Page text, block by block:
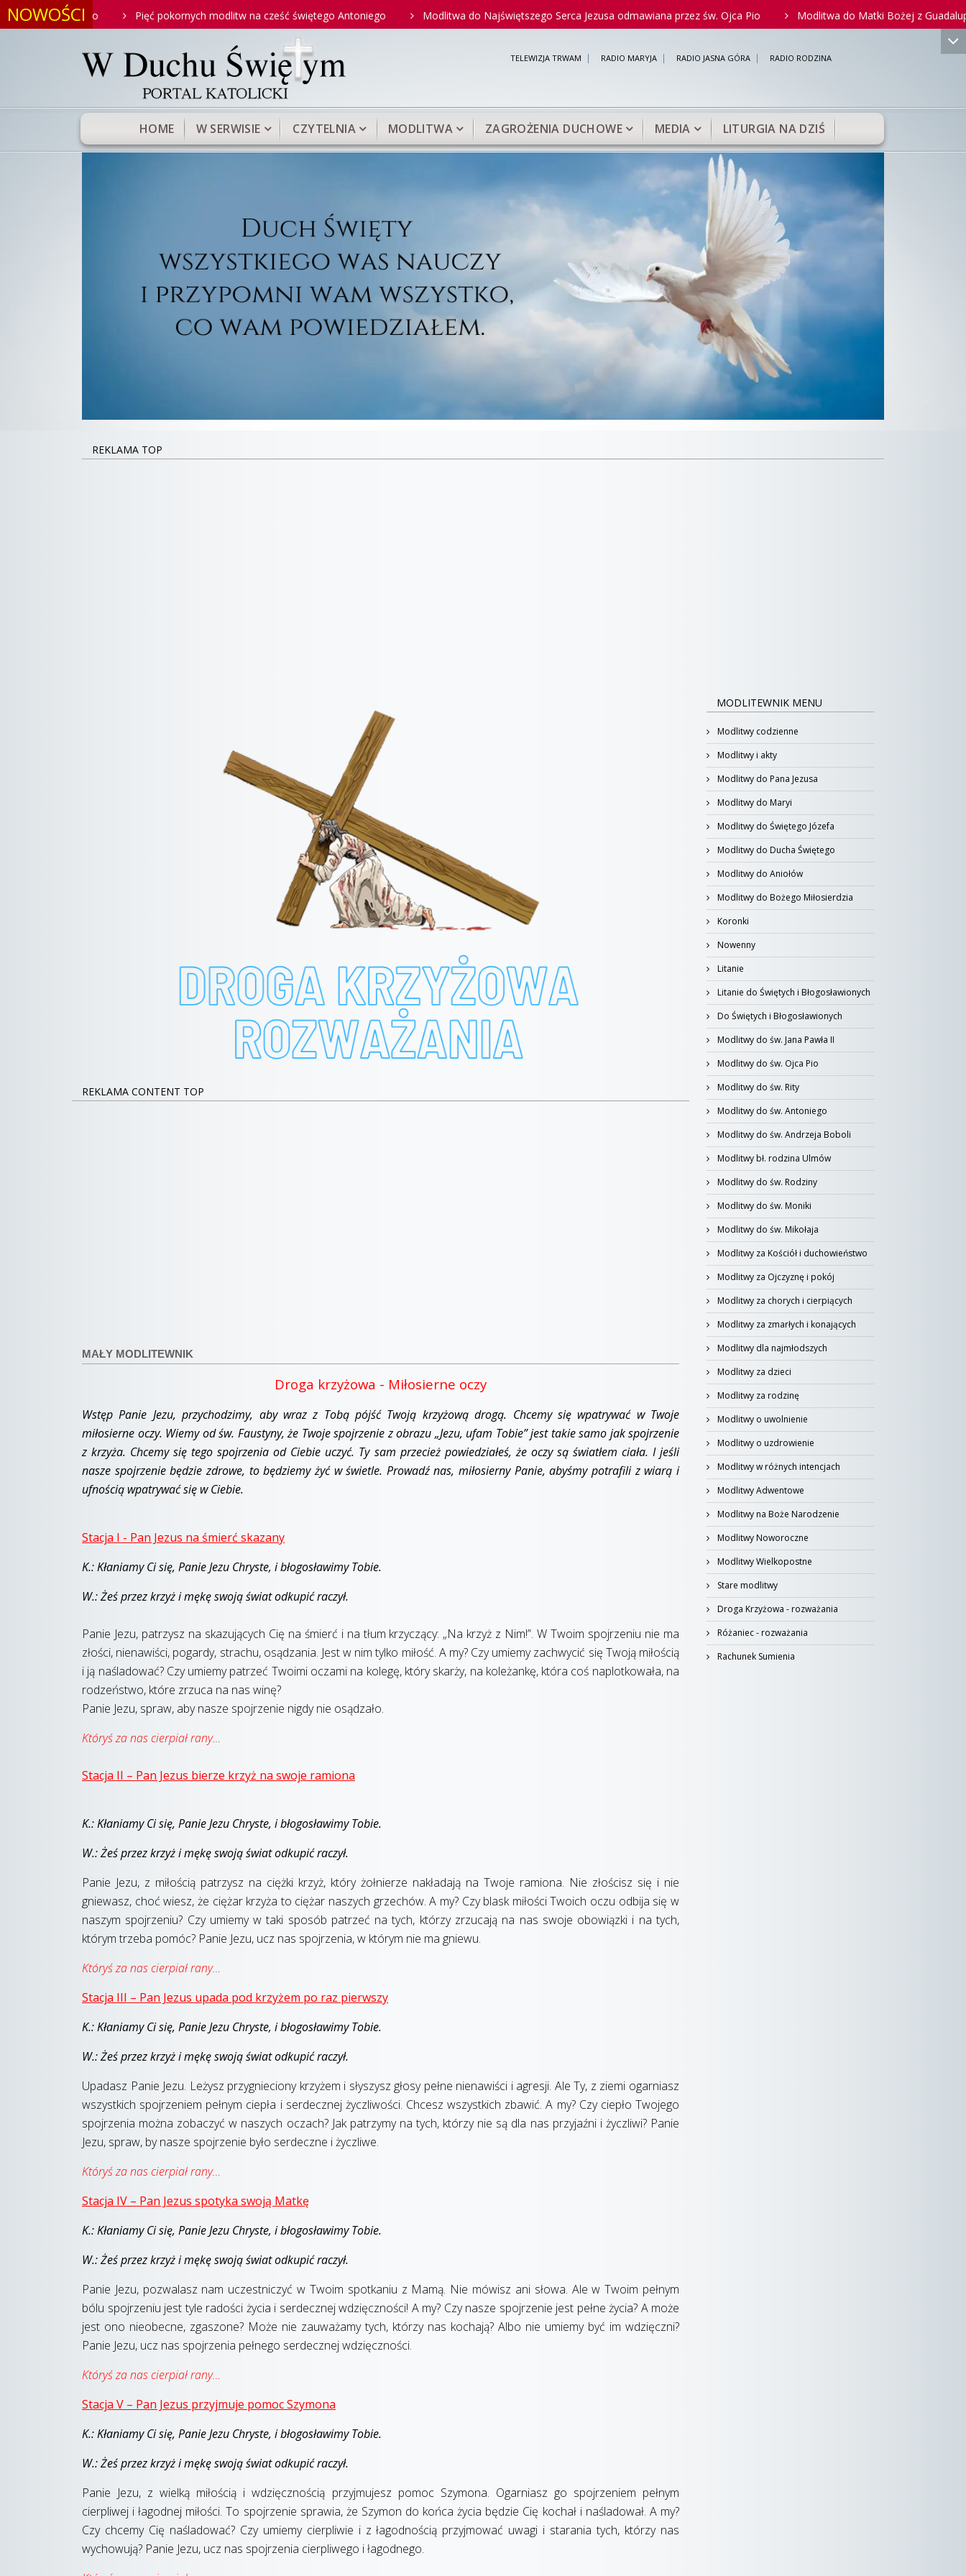
NOWOŚCI Pięć pokornych modlitw na cześć świętego Antoniego Modlitwa do Najświętszego Serca Jezusa odmawiana przez św. Ojca Pio Modlitwa do Matki Bożej z Guadalupe za
TELEWIZJA TRWAM RADIO MARYJA RADIO JASNA GÓRA RADIO RODZINA
HOME W SERWISIE CZYTELNIA MODLITWA ZAGROŻENIA DUCHOWE MEDIA LITURGIA NA DZIŚ
REKLAMA TOP
REKLAMA CONTENT TOP
MAŁY MODLITEWNIK
Droga krzyżowa - Miłosierne oczy
Wstęp Panie Jezu, przychodzimy, aby wraz z Tobą pójść Twoją krzyżową drogą. Chcemy się wpatrywać w Twoje
miłosierne oczy. Wiemy od św. Faustyny, że Twoje spojrzenie z obrazu „Jezu, ufam Tobie” jest takie samo jak spojrzenie
z krzyża. Chcemy się tego spojrzenia od Ciebie uczyć. Ty sam przecież powiedziałeś, że oczy są światłem ciała. I jeśli
nasze spojrzenie będzie zdrowe, to będziemy żyć w świetle. Prowadź nas, miłosierny Panie, abyśmy potrafili z wiarą i
ufnością wpatrywać się w Ciebie.
Stacja I - Pan Jezus na śmierć skazany
K.: Kłaniamy Ci się, Panie Jezu Chryste, i błogosławimy Tobie.
W.: Żeś przez krzyż i mękę swoją świat odkupić raczył.
Panie Jezu, patrzysz na skazujących Cię na śmierć i na tłum krzyczący: „Na krzyż z Nim!”. W Twoim spojrzeniu nie ma
złości, nienawiści, pogardy, strachu, osądzania. Jest w nim tylko miłość. A my? Czy umiemy zachwycić się Twoją miłością
i ją naśladować? Czy umiemy patrzeć Twoimi oczami na kolegę, który skarży, na koleżankę, która coś naplotkowała, na
rodzeństwo, które zrzuca na nas winę?
Panie Jezu, spraw, aby nasze spojrzenie nigdy nie osądzało.
Któryś za nas cierpiał rany…
Stacja II – Pan Jezus bierze krzyż na swoje ramiona
K.: Kłaniamy Ci się, Panie Jezu Chryste, i błogosławimy Tobie.
W.: Żeś przez krzyż i mękę swoją świat odkupić raczył.
Panie Jezu, z miłością patrzysz na ciężki krzyż, który żołnierze nakładają na Twoje ramiona. Nie złościsz się i nie
gniewasz, choć wiesz, że ciężar krzyża to ciężar naszych grzechów. A my? Czy blask miłości Twoich oczu odbija się w
naszym spojrzeniu? Czy umiemy w taki sposób patrzeć na tych, którzy zrzucają na nas swoje obowiązki i na tych,
którym trzeba pomóc? Panie Jezu, ucz nas spojrzenia, w którym nie ma gniewu.
Któryś za nas cierpiał rany…
Stacja III – Pan Jezus upada pod krzyżem po raz pierwszy
K.: Kłaniamy Ci się, Panie Jezu Chryste, i błogosławimy Tobie.
W.: Żeś przez krzyż i mękę swoją świat odkupić raczył.
Upadasz Panie Jezu. Leżysz przygnieciony krzyżem i słyszysz głosy pełne nienawiści i agresji. Ale Ty, z ziemi ogarniasz
wszystkich spojrzeniem pełnym ciepła i serdecznej życzliwości. Chcesz wszystkich zbawić. A my? Czy ciepło Twojego
spojrzenia można zobaczyć w naszych oczach? Jak patrzymy na tych, którzy nie są dla nas przyjaźni i życzliwi? Panie
Jezu, spraw, by nasze spojrzenie było serdeczne i życzliwe.
Któryś za nas cierpiał rany…
Stacja IV – Pan Jezus spotyka swoją Matkę
K.: Kłaniamy Ci się, Panie Jezu Chryste, i błogosławimy Tobie.
W.: Żeś przez krzyż i mękę swoją świat odkupić raczył.
Panie Jezu, pozwalasz nam uczestniczyć w Twoim spotkaniu z Mamą. Nie mówisz ani słowa. Ale w Twoim pełnym
bólu spojrzeniu jest tyle radości życia i serdecznej wdzięczności! A my? Czy nasze spojrzenie jest pełne życia? A może
jest ono nieobecne, zgaszone? Może nie zauważamy tych, którzy nas kochają? Albo nie umiemy być im wdzięczni?
Panie Jezu, ucz nas spojrzenia pełnego serdecznej wdzięczności.
Któryś za nas cierpiał rany…
Stacja V – Pan Jezus przyjmuje pomoc Szymona
K.: Kłaniamy Ci się, Panie Jezu Chryste, i błogosławimy Tobie.
W.: Żeś przez krzyż i mękę swoją świat odkupić raczył.
Panie Jezu, z wielką miłością i wdzięcznością przyjmujesz pomoc Szymona. Ogarniasz go spojrzeniem pełnym
cierpliwej i łagodnej miłości. To spojrzenie sprawia, że Szymon do końca życia będzie Cię kochał i naśladował. A my?
Czy chcemy Cię naśladować? Czy umiemy cierpliwie i z łagodnością przyjmować uwagi i starania tych, którzy nas
wychowują? Panie Jezu, ucz nas spojrzenia cierpliwego i łagodnego.
MODLITEWNIK MENU
Modlitwy codzienne
Modlitwy i akty
Modlitwy do Pana Jezusa
Modlitwy do Maryi
Modlitwy do Świętego Józefa
Modlitwy do Ducha Świętego
Modlitwy do Aniołów
Modlitwy do Bożego Miłosierdzia
Koronki
Nowenny
Litanie
Litanie do Świętych i Błogosławionych
Do Świętych i Błogosławionych
Modlitwy do św. Jana Pawła II
Modlitwy do św. Ojca Pio
Modlitwy do św. Rity
Modlitwy do św. Antoniego
Modlitwy do św. Andrzeja Boboli
Modlitwy bł. rodzina Ulmów
Modlitwy do św. Rodziny
Modlitwy do św. Moniki
Modlitwy do św. Mikołaja
Modlitwy za Kościół i duchowieństwo
Modlitwy za Ojczyznę i pokój
Modlitwy za chorych i cierpiących
Modlitwy za zmarłych i konających
Modlitwy dla najmłodszych
Modlitwy za dzieci
Modlitwy za rodzinę
Modlitwy o uwolnienie
Modlitwy o uzdrowienie
Modlitwy w różnych intencjach
Modlitwy Adwentowe
Modlitwy na Boże Narodzenie
Modlitwy Noworoczne
Modlitwy Wielkopostne
Stare modlitwy
Droga Krzyżowa - rozważania
Różaniec - rozważania
Rachunek Sumienia